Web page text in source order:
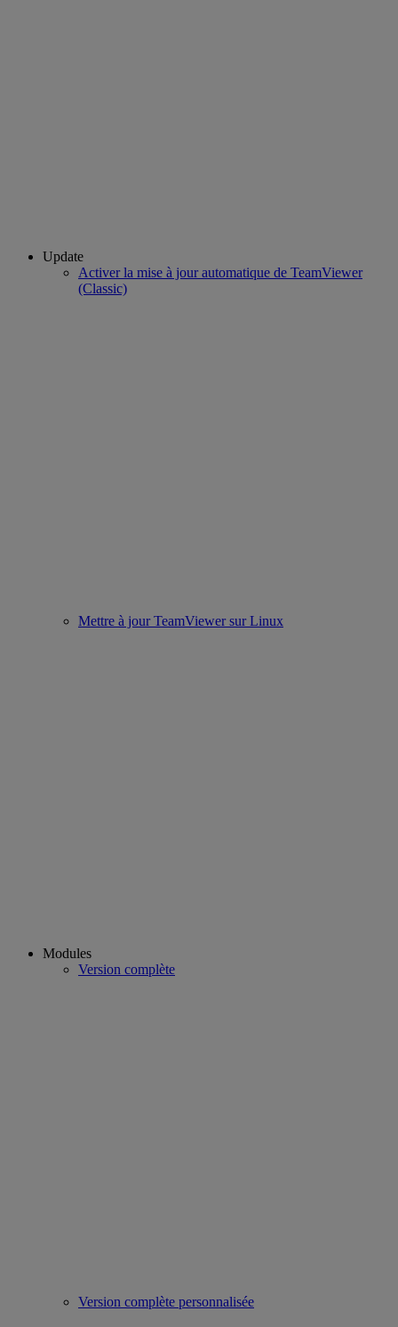
Update
Activer la mise à jour automatique de TeamViewer
(Classic)
Mettre à jour TeamViewer sur Linux
Modules
Version complète
Version complète personnalisée